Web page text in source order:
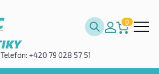
0
Telefon: +420 79 028 57 51